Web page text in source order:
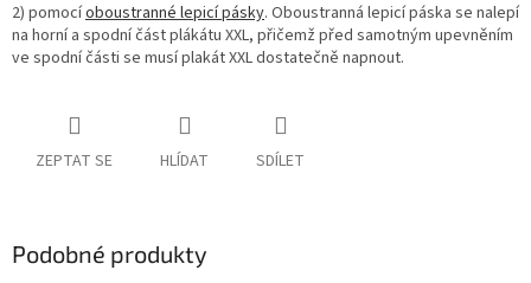
2) pomocíoboustranné lepicí pásky. Oboustranná lepicí páska se nalepí
na horní a spodní část plákátu XXL, přičemž před samotným upevněním
ve spodní části se musí plakát XXL dostatečně napnout.
ZEPTAT SE HLÍDAT SDÍLET
Podobné produkty